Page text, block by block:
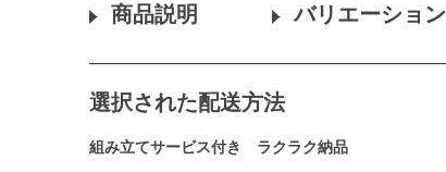
商品説明 バリエーション
選択された配送方法
組み立てサービス付き ラクラク納品